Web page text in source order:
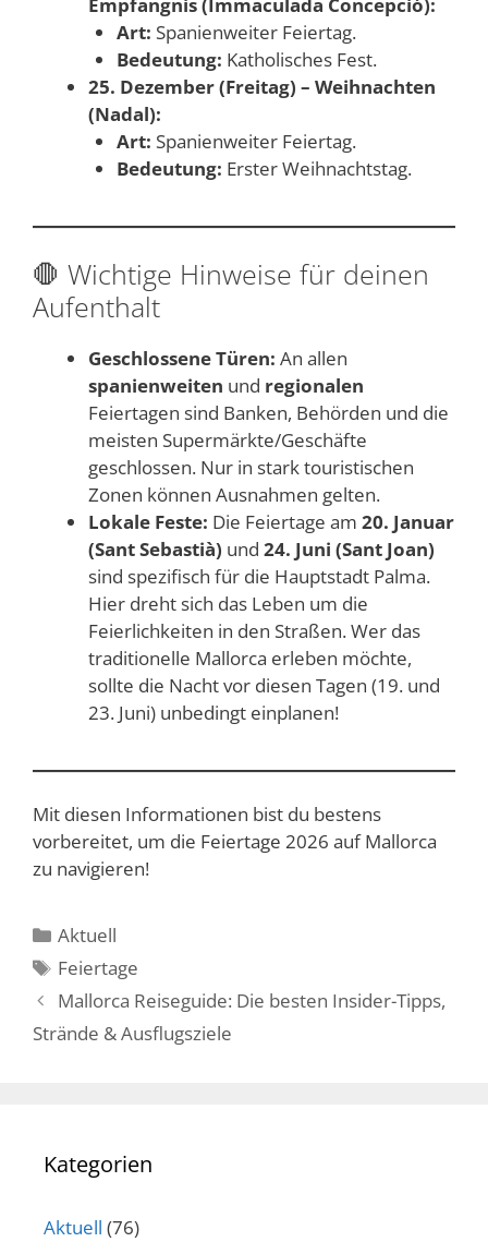
Empfängnis (Immaculada Concepció):
Art: Spanienweiter Feiertag.
Bedeutung: Katholisches Fest.
25. Dezember (Freitag) – Weihnachten
(Nadal):
Art: Spanienweiter Feiertag.
Bedeutung: Erster Weihnachtstag.
🛑 Wichtige Hinweise für deinen
Aufenthalt
Geschlossene Türen: An allen
spanienweiten und regionalen
Feiertagen sind Banken, Behörden und die
meisten Supermärkte/Geschäfte
geschlossen. Nur in stark touristischen
Zonen können Ausnahmen gelten.
Lokale Feste: Die Feiertage am 20. Januar
(Sant Sebastià) und 24. Juni (Sant Joan)
sind spezifisch für die Hauptstadt Palma.
Hier dreht sich das Leben um die
Feierlichkeiten in den Straßen. Wer das
traditionelle Mallorca erleben möchte,
sollte die Nacht vor diesen Tagen (19. und
23. Juni) unbedingt einplanen!
Mit diesen Informationen bist du bestens
vorbereitet, um die Feiertage 2026 auf Mallorca
zu navigieren!
Kategorien
Aktuell
Schlagwörter
Feiertage
Mallorca Reiseguide: Die besten Insider-Tipps,
Strände & Ausflugsziele
Kategorien
Aktuell (76)